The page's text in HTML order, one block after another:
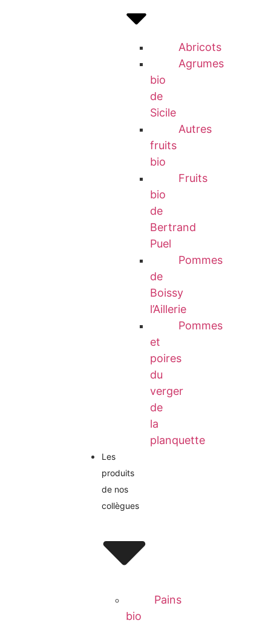
Abricots
Agrumes
bio
de
Sicile
Autres
fruits
bio
Fruits
bio
de
Bertrand
Puel
Pommes
de
Boissy
l’Aillerie
Pommes
et
poires
du
verger
de
la
planquette
Les
produits
de nos
collègues
Pains
bio